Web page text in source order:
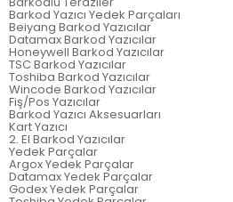
Barkod Yazıcı Yedek Parçaları
Beiyang Barkod Yazıcılar
Datamax Barkod Yazıcılar
Honeywell Barkod Yazıcılar
TSC Barkod Yazıcılar
Toshiba Barkod Yazıcılar
Wincode Barkod Yazıcılar
Fiş/Pos Yazıcılar
Barkod Yazıcı Aksesuarları
Kart Yazıcı
2. El Barkod Yazıcılar
Yedek Parçalar
Argox Yedek Parçalar
Datamax Yedek Parçalar
Godex Yedek Parçalar